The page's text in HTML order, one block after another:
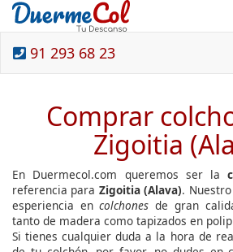
91 293 68 23
Comprar
Zigoitia
En Duermecol.com queremos ser la
referencia para Zigoitia (Alava).
esperiencia encolchones de gran
tanto de madera como tapizados en
Si tienes cualquier duda a la hora de